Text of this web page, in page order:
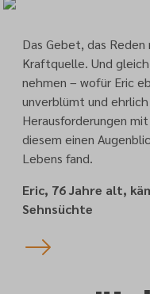
Das Gebet, das
Kraftquelle. Und
nehmen – wofür Eric
unverblümt und
Herausforderungen
diesem einen
Lebens fand.
Eric, 76 Jahre alt,
Sehnsüchte